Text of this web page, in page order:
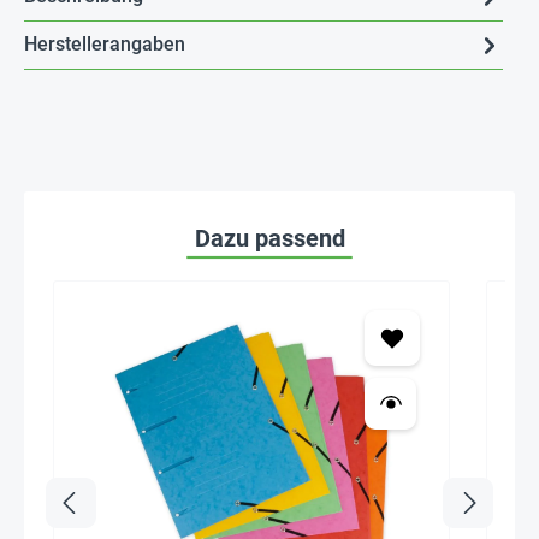
Herstellerangaben
Dazu passend